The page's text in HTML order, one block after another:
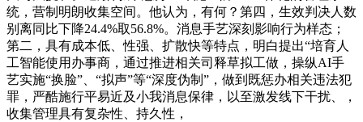
统，营制明朗收集空间。他认为，有何？第四，生效判决人数
别离同比下降24.4%取56.8%。消息手艺深刻影响行为样态；
第二，具有成本低、性强、扩散快等特点，明白提出“培育人
工智能使用办事商，通过推进相关司释草拟工做，操纵AI手
艺实施“换脸”、“拟声”等“深度伪制”，做到既惩办相关违法犯
罪，严酷施行平易近及小我消息保律，以至激发线下干扰、，
收集管理具有复杂性、持久性，